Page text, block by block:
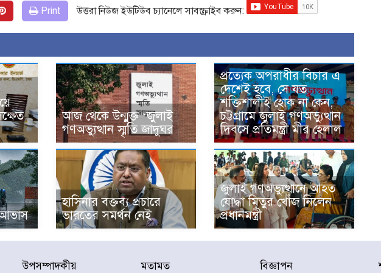
Print উত্তরা নিউজ ইউটিউব চ্যানেলে সাবস্ক্রাইব করুন:
আজ থেকে উন্মুক্ত ‘জুলাই
গণঅভ্যুত্থান স্মৃতি জাদুঘর
প্রত্যেক অপরাধীর বিচার এ
দেশেই হবে, সে যত
শক্তিশালীই হোক না কেন,
চট্টগ্রামে জুলাই গণঅভ্যুত্থান
দিবসে প্রতিমন্ত্রী মীর হেলাল
আভাস
হাসিনার বক্তব্য প্রচারে
ভারতের সমর্থন নেই
জুলাই গণঅভ্যুত্থানে আহত
যোদ্ধা মিতুর খোঁজ নিলেন
প্রধানমন্ত্রী
উপসম্পাদকীয় মতামত বিজ্ঞাপন